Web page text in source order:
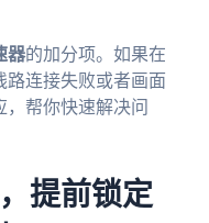
器的加分项。如果在
路连接失败或者画面
帮你快速解决问
提前锁定